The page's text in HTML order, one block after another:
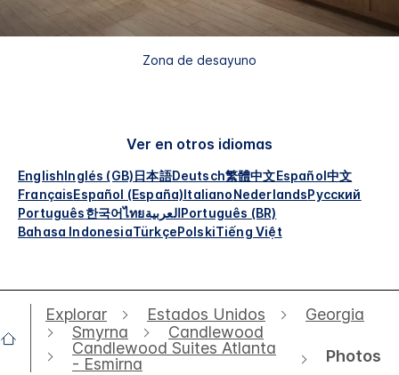
Zona de desayuno
Ver en otros idiomas
EnglishInglés (GB)日本語Deutsch繁體中文Español中文
FrançaisEspañol (España)ItalianoNederlandsРусский
Português한국어ไทยالعربيةPortuguês (BR)
Bahasa IndonesiaTürkçePolskiTiếng Việt
Explorar Estados Unidos
Georgia
Smyrna
Candlewood
Candlewood Suites Atlanta
- Esmirna
Photos